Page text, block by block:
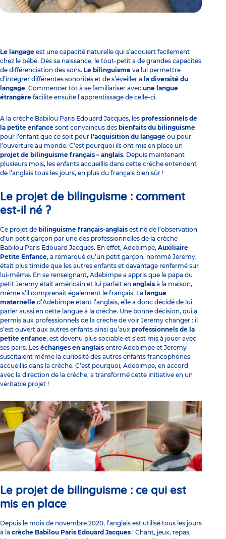
Le langage est une capacité naturelle qui s’acquiert facilement
chez le bébé. Dès sa naissance, le tout-petit a de grandes capacités
de différenciation des sons. Le bilinguisme va lui permettre
d’intégrer différentes sonorités et de s’éveiller à la diversité du
langage. Commencer tôt à se familiariser avec une langue
étrangère facilite ensuite l’apprentissage de celle-ci.
A la crèche Babilou Paris Edouard Jacques, les professionnels de
la petite enfance sont convaincus des bienfaits du bilinguisme
pour l’enfant que ce soit pour l’acquisition du langage ou pour
l’ouverture au monde. C’est pourquoi ils ont mis en place un
projet de bilinguisme français – anglais. Depuis maintenant
plusieurs mois, les enfants accueillis dans cette crèche entendent
de l’anglais tous les jours, en plus du français bien sûr !
Le projet de bilinguisme : comment
est-il né ?
Ce projet de bilinguisme français-anglais est né de l’observation
d’un petit garçon par une des professionnelles de la crèche
Babilou Paris Edouard Jacques. En effet, Adebimpe, Auxiliaire
Petite Enfance, a remarqué qu’un petit garçon, nommé Jeremy,
était plus timide que les autres enfants et davantage renfermé sur
lui-même. En se renseignant, Adebimpe a appris que le papa du
petit Jeremy était américain et lui parlait en anglais à la maison,
même s’il comprenait également le français. La langue
maternelle d’Adebimpe étant l’anglais, elle a donc décidé de lui
parler aussi en cette langue à la crèche. Une bonne décision, qui a
permis aux professionnels de la crèche de voir Jeremy changer : il
s’est ouvert aux autres enfants ainsi qu’aux professionnels de la
petite enfance, est devenu plus sociable et s’est mis à jouer avec
ses pairs. Les échanges en anglais entre Adebimpe et Jeremy
suscitaient même la curiosité des autres enfants francophones
accueillis dans la crèche. C’est pourquoi, Adebimpe, en accord
avec la direction de la crèche, a transformé cette initiative en un
véritable projet !
Le projet de bilinguisme : ce qui est
mis en place
Depuis le mois de novembre 2020, l’anglais est utilisé tous les jours
à la crèche Babilou Paris Edouard Jacques ! Chant, jeux, repas,